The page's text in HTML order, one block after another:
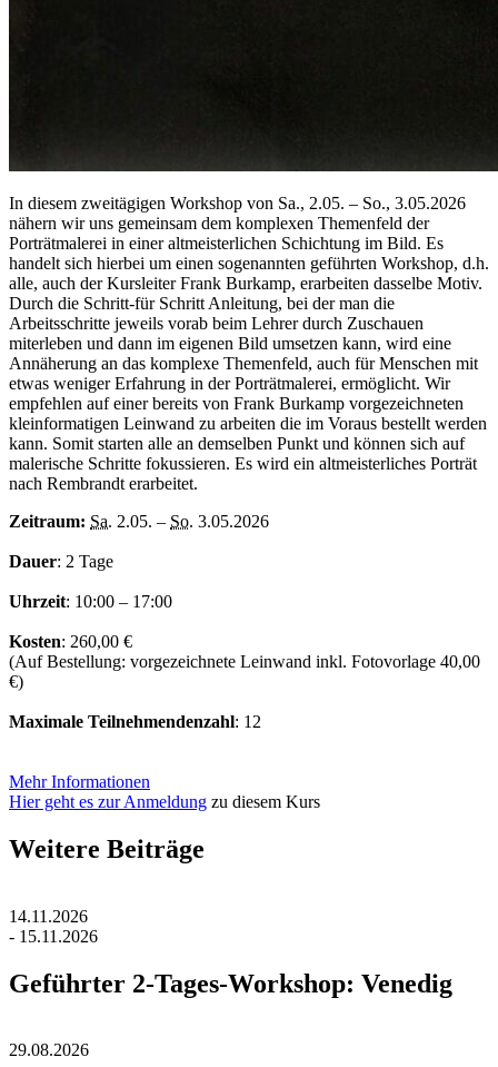
In diesem zweitägigen Workshop von Sa., 2.05. – So., 3.05.2026
nähern wir uns gemeinsam dem komplexen Themenfeld der
Porträtmalerei in einer altmeisterlichen Schichtung im Bild. Es
handelt sich hierbei um einen sogenannten geführten Workshop, d.h.
alle, auch der Kursleiter Frank Burkamp, erarbeiten dasselbe Motiv.
Durch die Schritt-für Schritt Anleitung, bei der man die
Arbeitsschritte jeweils vorab beim Lehrer durch Zuschauen
miterleben und dann im eigenen Bild umsetzen kann, wird eine
Annäherung an das komplexe Themenfeld, auch für Menschen mit
etwas weniger Erfahrung in der Porträtmalerei, ermöglicht. Wir
empfehlen auf einer bereits von Frank Burkamp vorgezeichneten
kleinformatigen Leinwand zu arbeiten die im Voraus bestellt werden
kann. Somit starten alle an demselben Punkt und können sich auf
malerische Schritte fokussieren. Es wird ein altmeisterliches Porträt
nach Rembrandt erarbeitet.
Zeitraum: Sa. 2.05. – So. 3.05.2026
Dauer: 2 Tage
Uhrzeit: 10:00 – 17:00
Kosten: 260,00 €
(Auf Bestellung: vorgezeichnete Leinwand inkl. Fotovorlage 40,00
€)
Maximale Teilnehmendenzahl: 12
Mehr Informationen
Hier geht es zur Anmeldung zu diesem Kurs
Weitere Beiträge
14.11.2026
- 15.11.2026
Geführter 2-Tages-Workshop: Venedig
29.08.2026